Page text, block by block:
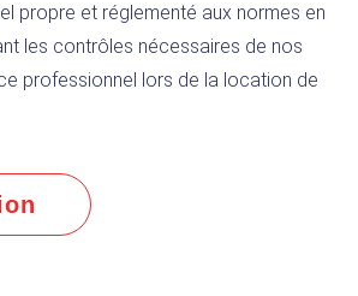
propre et réglementé aux normes en
les contrôles nécessaires de nos
professionnel lors de la location de